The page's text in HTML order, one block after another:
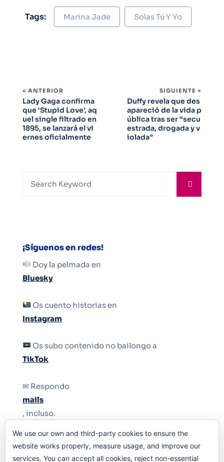
Tags: Marina Jade Solas Tú Y Yo
< ANTERIOR
Lady Gaga confirma
que ‘Stupid Love’, aq
uel single filtrado en
1895, se lanzará el vi
ernes oficialmente
SIGUIENTE >
Duffy revela que des
apareció de la vida p
ública tras ser “secu
estrada, drogada y v
iolada”
¡Síguenos en redes!
Doy la pelmada en
Bluesky
Os cuento historias en
Instagram
Os subo contenido no bailongo a
TikTok
✉ Respondo
mails
, incluso.
Y si una persona no puede tener teléfono, que
le quiten el teléfono.
We use our own and third-party cookies to ensure the
website works properly, measure usage, and improve our
services. You can accept all cookies, reject non-essential